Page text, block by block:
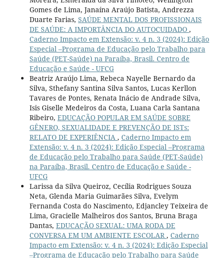
Gomes de Lima, Janaína Araújo Batista, Andrezza
Duarte Farias, SAÚDE MENTAL DOS PROFISSIONAIS
DE SAÚDE: A IMPORTÂNCIA DO AUTOCUIDADO ,
Caderno Impacto em Extensão: v. 4 n. 3 (2024): Edição
Especial –Programa de Educação pelo Trabalho para
Saúde (PET-Saúde) na Paraíba, Brasil. Centro de
Educação e Saúde - UFCG
Beatriz Araújo Lima, Rebeca Nayelle Bernardo da
Silva, Sthefany Santina Silva Santos, Lucas Kerllon
Tavares de Pontes, Renata Inácio de Andrade Silva,
Isis Giselle Medeiros da Costa, Luana Carla Santana
Ribeiro, EDUCAÇÃO POPULAR EM SAÚDE SOBRE
GÊNERO, SEXUALIDADE E PREVENÇÃO DE ISTs:
RELATO DE EXPERIÊNCIA , Caderno Impacto em
Extensão: v. 4 n. 3 (2024): Edição Especial –Programa
de Educação pelo Trabalho para Saúde (PET-Saúde)
na Paraíba, Brasil. Centro de Educação e Saúde -
UFCG
Larissa da Silva Queiroz, Cecília Rodrigues Souza
Neta, Glenda Maria Guimarães Silva, Evelym
Fernanda Costa do Nascimento, Edjancley Teixeira de
Lima, Gracielle Malheiros dos Santos, Bruna Braga
Dantas, EDUCAÇÃO SEXUAL: UMA RODA DE
CONVERSA EM UM AMBIENTE ESCOLAR , Caderno
Impacto em Extensão: v. 4 n. 3 (2024): Edição Especial
–Programa de Educação pelo Trabalho para Saúde